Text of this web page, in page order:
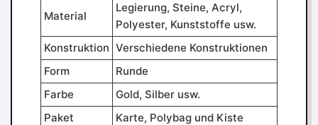
Material
Legierung, Steine, Acryl,
Polyester, Kunststoffe usw.
Konstruktion Verschiedene Konstruktionen
Form
Runde
Farbe
Gold, Silber usw.
Paket
Karte, Polybag und Kiste